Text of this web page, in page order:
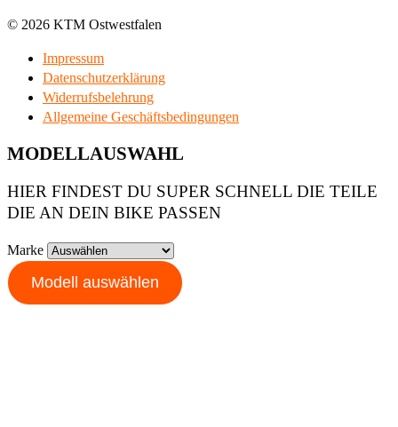
© 2026 KTM Ostwestfalen
Impressum
Datenschutzerklärung
Widerrufsbelehrung
Allgemeine Geschäftsbedingungen
MODELLAUSWAHL
HIER FINDEST DU SUPER SCHNELL DIE TEILE
DIE AN DEIN BIKE PASSEN
Marke
Modell auswählen